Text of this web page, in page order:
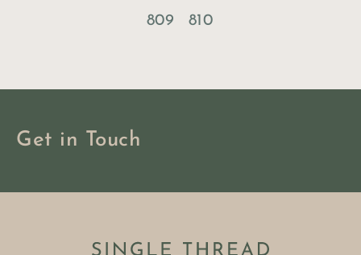
809 810
Get in Touch